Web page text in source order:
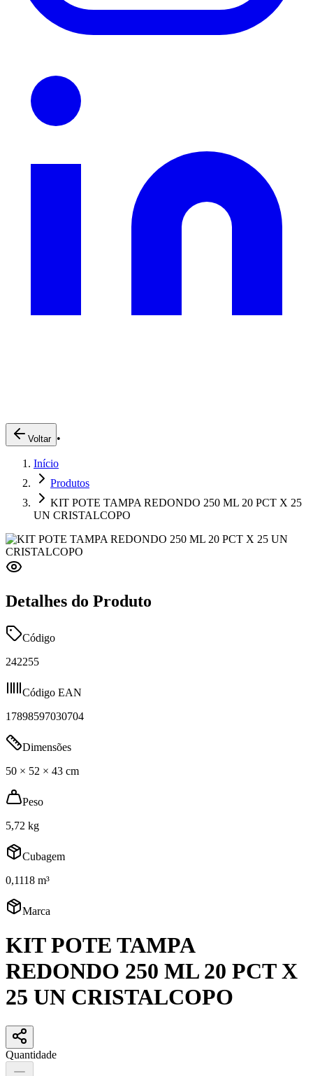
Pedidos Online
Trabalhe Conosco
Voltar •
Início
Produtos
KIT POTE TAMPA REDONDO 250 ML 20 PCT X 25
UN CRISTALCOPO
Detalhes do Produto
Código
242255
Código EAN
17898597030704
Dimensões
50 × 52 × 43 cm
Peso
5,72 kg
Cubagem
0,1118 m³
Marca
KIT POTE TAMPA
REDONDO 250 ML 20 PCT X
25 UN CRISTALCOPO
Quantidade